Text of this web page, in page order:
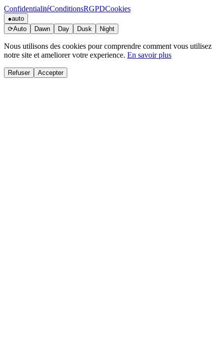
ConfidentialitéConditionsRGPDCookies
●auto
⟳Auto Dawn Day Dusk Night
Nous utilisons des cookies pour comprendre comment vous utilisez
notre site et ameliorer votre experience. En savoir plus
Refuser Accepter